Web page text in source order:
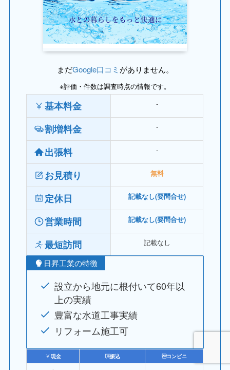
まだGoogle口コミ がありません。
※評価・件数は調査時点の情報です。
基本料金 ‐
割増料金 ‐
出張料 ‐
お見積り 無料
定休日 記載なし(要問合せ)
営業時間 記載なし(要問合せ)
最短訪問 記載なし
日昇工業の特徴
設立から地元に根付いて60年以
上の実績
豊富な水道工事実績
リフォーム施工可
現金 振込 コンビニ